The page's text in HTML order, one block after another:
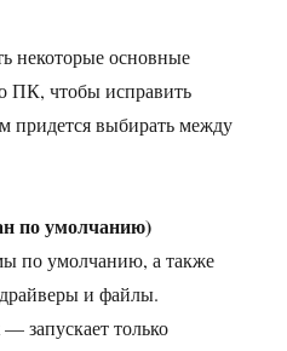
некоторые основные
ПК, чтобы исправить
придется выбирать между
по умолчанию)
по умолчанию, а также
и файлы.
— запускает только